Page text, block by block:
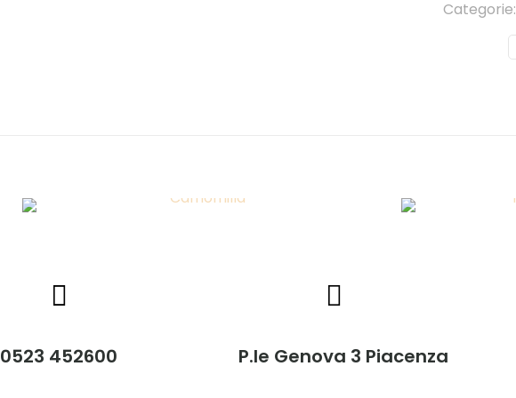
Categorie:
0523 452600 P.le Genova 3 Piacenza